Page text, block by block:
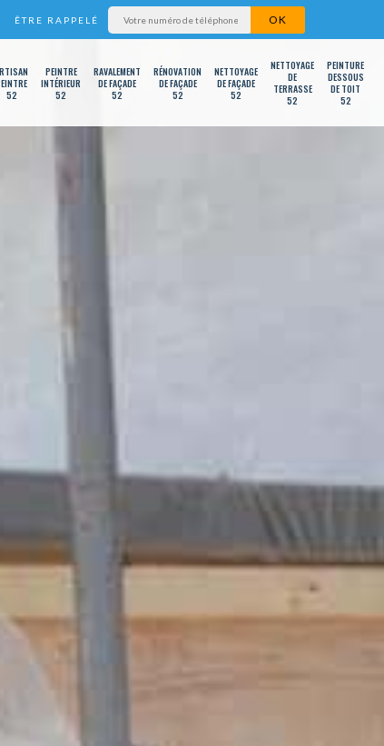
ÊTRE RAPPELÉ
52
PEINTRE
INTÉRIEUR
52
RAVALEMENT
DE FAÇADE
52
RÉNOVATION
DE FAÇADE
52
NETTOYAGE
DE FAÇADE
52
NETTOYAGE
DE
TERRASSE
52
PEINTURE
DESSOUS
DE TOIT
52